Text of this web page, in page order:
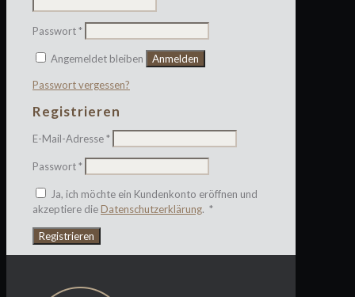
Passwort*Erforderlich
Angemeldet bleiben Anmelden
Passwort vergessen?
Registrieren
E-Mail-Adresse*Erforderlich
Passwort*Erforderlich
Ja, ich möchte ein Kundenkonto eröffnen und
akzeptiere dieDatenschutzerklärung. *Erforderlich
Registrieren